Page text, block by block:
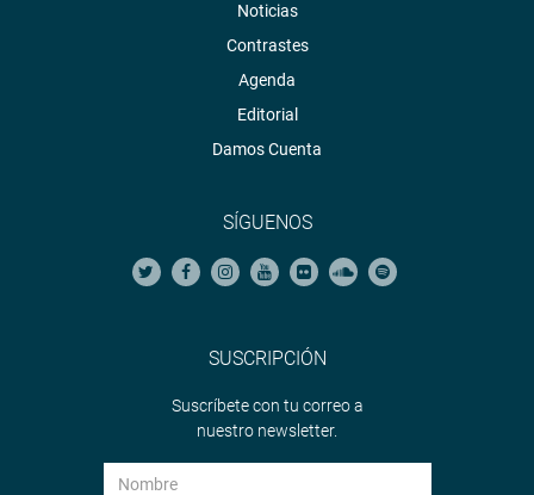
Noticias
Contrastes
Agenda
Editorial
Damos Cuenta
SÍGUENOS
SUSCRIPCIÓN
Suscríbete con tu correo a
nuestro newsletter.